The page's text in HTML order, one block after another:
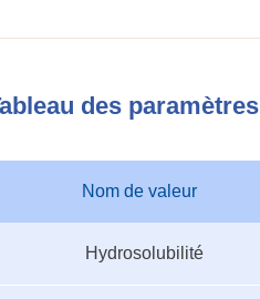
des paramètres
Nom de valeur
Hydrosolubilité